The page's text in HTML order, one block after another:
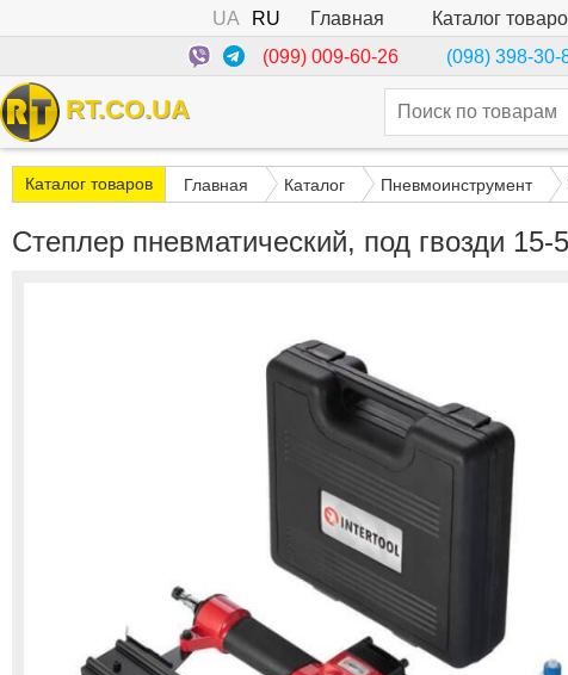
UA RU Главная Каталог
(099) 009-60-26
(098) 398-30-
RT.CO.UA
Каталог товаров Главная Каталог Пневмоинструмент
Степлер пневматический, под гвозди